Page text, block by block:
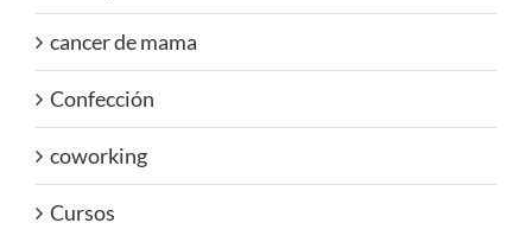
cancer de mama
Confección
coworking
Cursos